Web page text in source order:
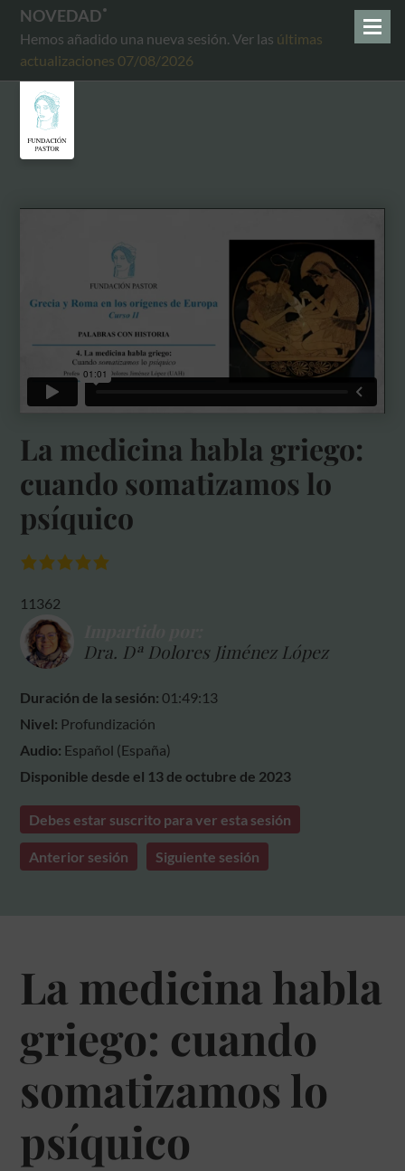
NOVEDAD
Hemos añadido una nueva sesión. Ver las últimas
actualizaciones 07/08/2026
La medicina habla griego:
cuando somatizamos lo
psíquico
11362
Dra. Dª Dolores Jiménez López
Duración de la sesión:01:49:13
Nivel: Profundización
Audio: Español (España)
Disponible desde el 13 de octubre de 2023
Debes estar suscrito para ver esta sesión
Anterior sesión Siguiente sesión
La medicina habla
griego: cuando
somatizamos lo
psíquico